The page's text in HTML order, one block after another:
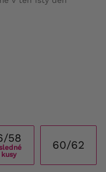
58
60/62